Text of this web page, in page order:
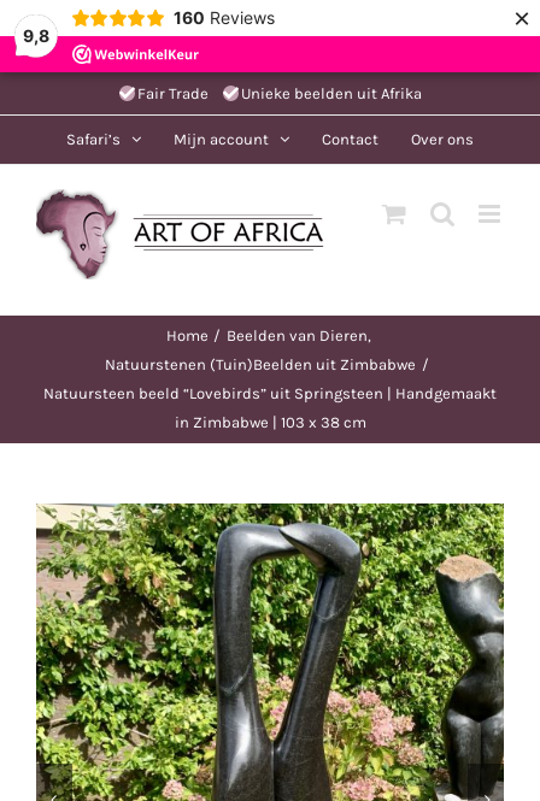
9,8
160 Reviews ×
naar
Fair Trade Unieke beelden uit Afrika
Safari’s Mijn account Contact Over ons
Home
Beelden van Dieren
Natuurstenen (Tuin)Beelden uit Zimbabwe
Natuursteen beeld “Lovebirds” uit Springsteen | Handgemaakt
in Zimbabwe | 103 x 38 cm